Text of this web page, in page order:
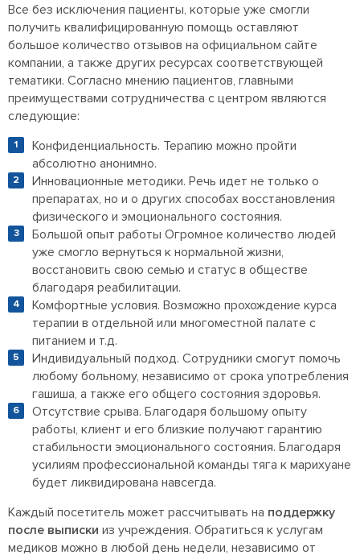
Все без исключения пациенты, которые уже смогли
получить квалифицированную помощь оставляют
большое количество отзывов на официальном сайте
компании, а также других ресурсах соответствующей
тематики. Согласно мнению пациентов, главными
преимуществами сотрудничества с центром являются
следующие:
Конфиденциальность. Терапию можно пройти
абсолютно анонимно.
Инновационные методики. Речь идет не только о
препаратах, но и о других способах восстановления
физического и эмоционального состояния.
Большой опыт работы Огромное количество людей
уже смогло вернуться к нормальной жизни,
восстановить свою семью и статус в обществе
благодаря реабилитации.
Комфортные условия. Возможно прохождение курса
терапии в отдельной или многоместной палате с
питанием и т.д.
Индивидуальный подход. Сотрудники смогут помочь
любому больному, независимо от срока употребления
гашиша, а также его общего состояния здоровья.
Отсутствие срыва. Благодаря большому опыту
работы, клиент и его близкие получают гарантию
стабильности эмоционального состояния. Благодаря
усилиям профессиональной команды тяга к марихуане
будет ликвидирована навсегда.
Каждый посетитель может рассчитывать на поддержку
после выписки из учреждения. Обратиться к услугам
медиков можно в любой день недели, независимо от